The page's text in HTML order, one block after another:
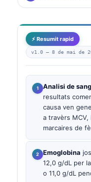
⚡ Resumit rapid
v1.0 — 8 de mai de
Analisi de
resultats
causa ven
a travèrs MCV,
marcaires de
Emoglobina
12,0 g/dL per
o 11,0 g/dL